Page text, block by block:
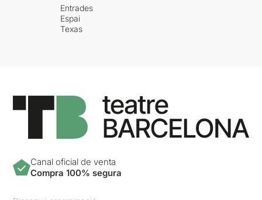
Entrades
Espai
Texas
Canal oficial de venta
Compra 100% segura